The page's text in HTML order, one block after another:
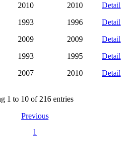
2010 2010
Detail
1993 1996
Detail
2009 2009
Detail
1993 1995
Detail
2007 2010 Detail
1 to 10 of 216 entries
Previous
1